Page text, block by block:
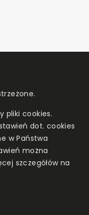
pliki cookies.
dot. cookies
w Państwa
można
szczegółów na